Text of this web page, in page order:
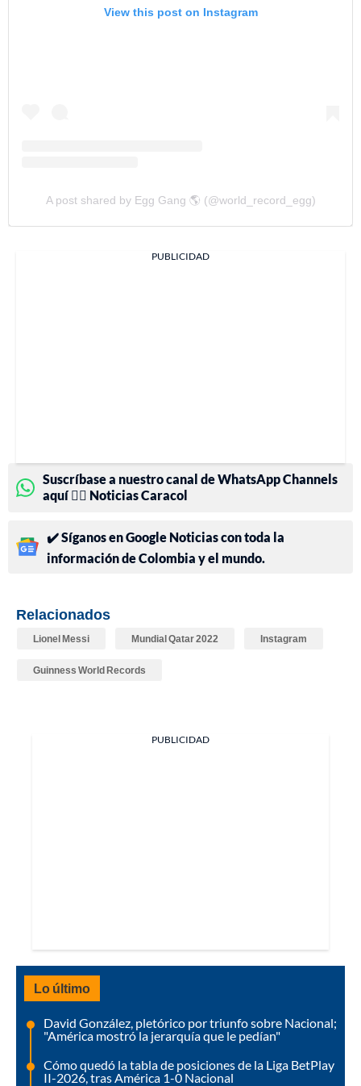
View this post on Instagram
A post shared by Egg Gang 🌎 (@world_record_egg)
PUBLICIDAD
Suscríbase a nuestro canal de WhatsApp Channels
aquí 👉🏻 Noticias Caracol
✔️ Síganos en Google Noticias con toda la
información de Colombia y el mundo.
Relacionados
Lionel Messi Mundial Qatar 2022 Instagram
Guinness World Records
PUBLICIDAD
Lo último
David González, pletórico por triunfo sobre Nacional;
"América mostró la jerarquía que le pedían"
Cómo quedó la tabla de posiciones de la Liga BetPlay
II-2026, tras América 1-0 Nacional